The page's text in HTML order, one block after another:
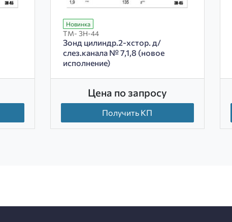
Новинка
ТМ- ЗН-44
Зонд цилиндр.2-хстор. д/
слез.канала № 7,1,8 (новое
исполнение)
Цена по запросу
Получить КП